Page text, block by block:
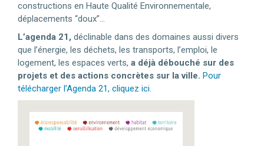
constructions en Haute Qualité Environnementale,
déplacements “doux”…
L’agenda 21, déclinable dans des domaines aussi divers
que l’énergie, les déchets, les transports, l’emploi, le
logement, les espaces verts, a déjà débouché sur des
projets et des actions concrètes sur la ville. Pour
télécharger l’Agenda 21, cliquez ici.